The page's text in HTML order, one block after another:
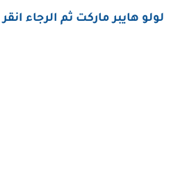
لولو هايبر ماركت ثم الرجاء انقر